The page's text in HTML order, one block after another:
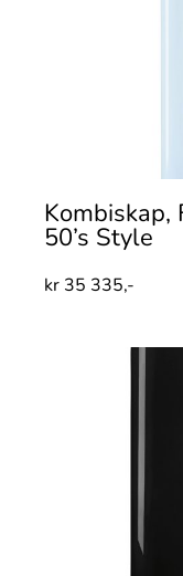
Kombiskap,
50’s Style
kr 35 335,-